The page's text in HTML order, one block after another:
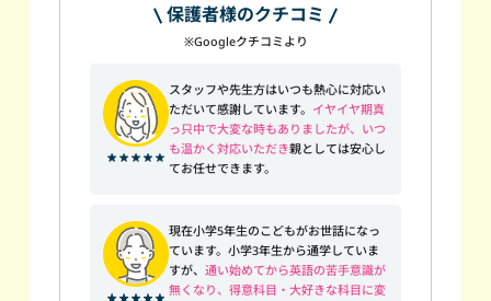
保護者様のクチコミ
※Googleクチコミより
スタッフや先生方はいつも熱心に対応い
ただいて感謝しています。 イヤイヤ期真
っ只中で大変な時もありましたが、いつ
も温かく対応いただき親としては安心し
てお任せできます。
現在小学5年生のこどもがお世話になっ
ています。小学3年生から通学していま
すが、 通い始めてから英語の苦手意識が
無くなり、得意科目・大好きな科目に変